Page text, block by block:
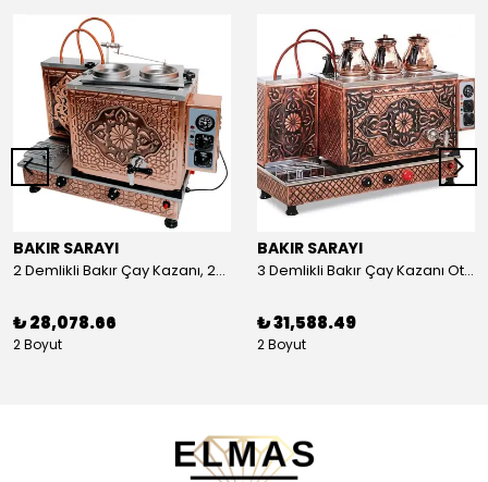
BAKIR SARAYI
2 Demlikli Bakır Çay Kazanı, 25 Litre
₺ 28,078.66
2 Boyut
BAKIR SARAYI
3 Demlikli Bakır Çay Kazanı Otomatik, 30 Litre
₺ 31,588.49
2 Boyut